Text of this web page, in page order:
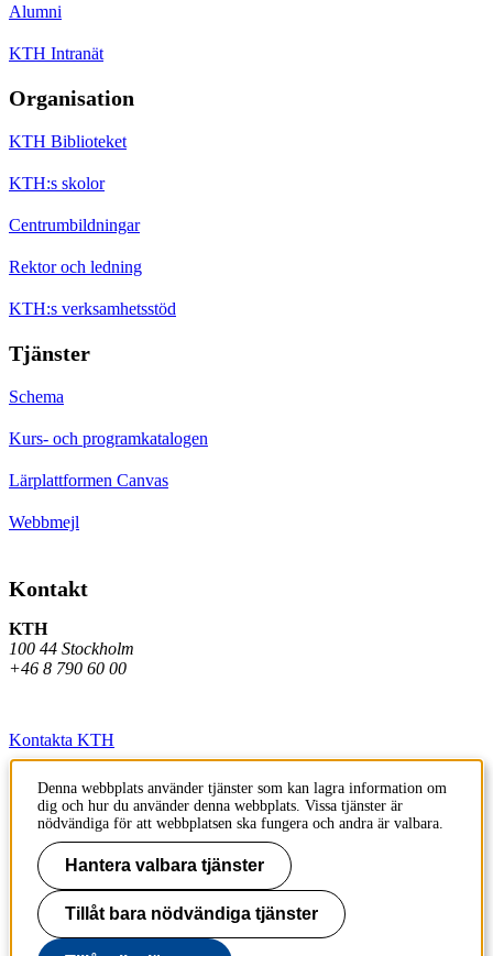
Alumni
KTH Intranät
Organisation
KTH Biblioteket
KTH:s skolor
Centrumbildningar
Rektor och ledning
KTH:s verksamhetsstöd
Tjänster
Schema
Kurs- och programkatalogen
Lärplattformen Canvas
Webbmejl
Kontakt
KTH
100 44 Stockholm
+46 8 790 60 00
Kontakta KTH
Jobba på KTH
Press och media
Faktura och betalning KTH
Om KTH:s webbplatser
Tillgänglighetsredogörelse
Denna webbplats använder tjänster som kan lagra information om
dig och hur du använder denna webbplats. Vissa tjänster är
nödvändiga för att webbplatsen ska fungera och andra är valbara.
Hantera valbara tjänster
Tillåt bara nödvändiga tjänster